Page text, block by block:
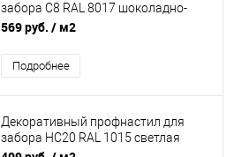
забора С8 RAL 8017 шоколадно-
коричневый blesk 0,5 мм Quarzit lite
569 руб. / м2
Подробнее
Декоративный профнастил для
забора НС20 RAL 1015 светлая
слоновая кость 0.6 мм